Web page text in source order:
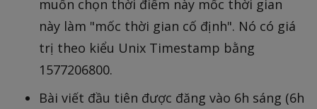
muốn chọn thời điểm này mốc thời gian
này làm "mốc thời gian cố định". Nó có giá
trị theo kiểu Unix Timestamp bằng
1577206800.
Bài viết đầu tiên được đăng vào 6h sáng (6h